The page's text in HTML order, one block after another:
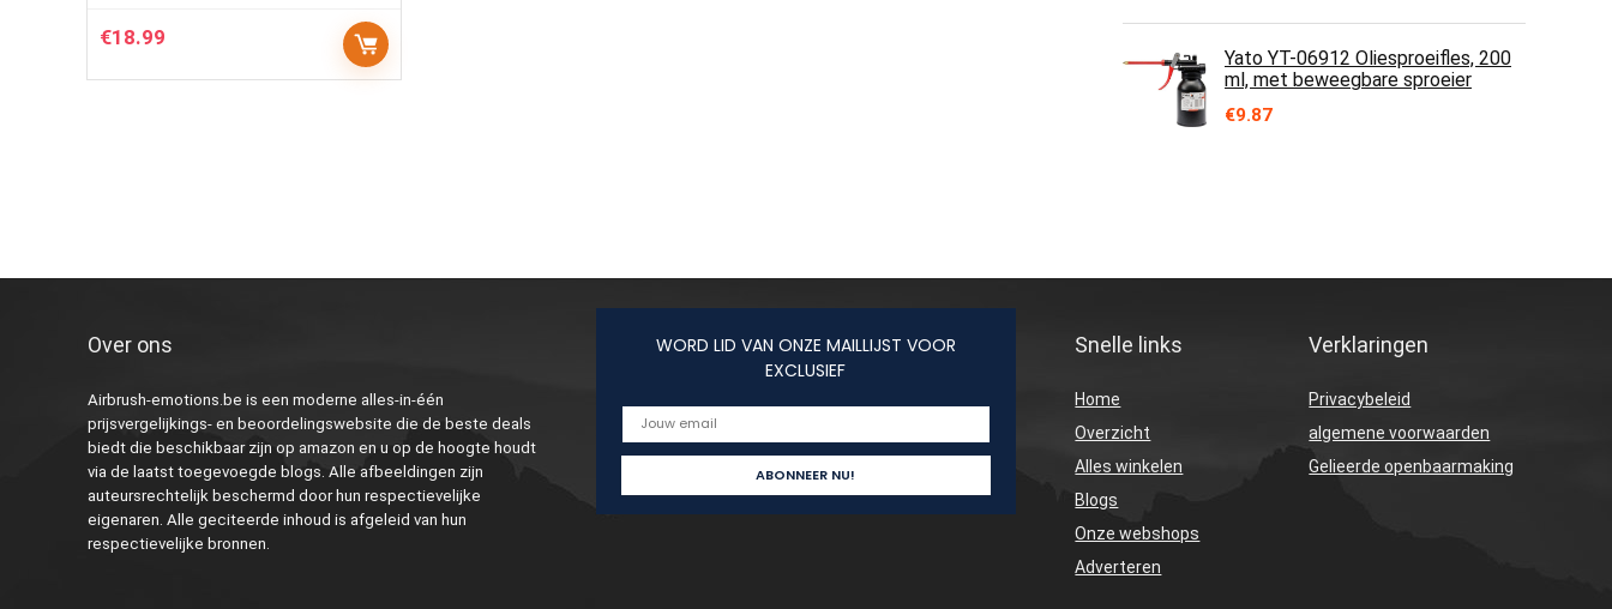
€18.99
Yato YT-06912 Oliesproeifles, 200
ml, met beweegbare sproeier
€9.87
Over ons
Airbrush-emotions.be is een moderne alles-in-één
prijsvergelijkings- en beoordelingswebsite die de beste deals
biedt die beschikbaar zijn op amazon en u op de hoogte houdt
via de laatst toegevoegde blogs. Alle afbeeldingen zijn
auteursrechtelijk beschermd door hun respectievelijke
eigenaren. Alle geciteerde inhoud is afgeleid van hun
respectievelijke bronnen.
WORD LID VAN ONZE MAILLIJST VOOR
EXCLUSIEF
Snelle links
Home
Overzicht
Alles winkelen
Blogs
Onze webshops
Adverteren
Verklaringen
Privacybeleid
algemene voorwaarden
Gelieerde openbaarmaking